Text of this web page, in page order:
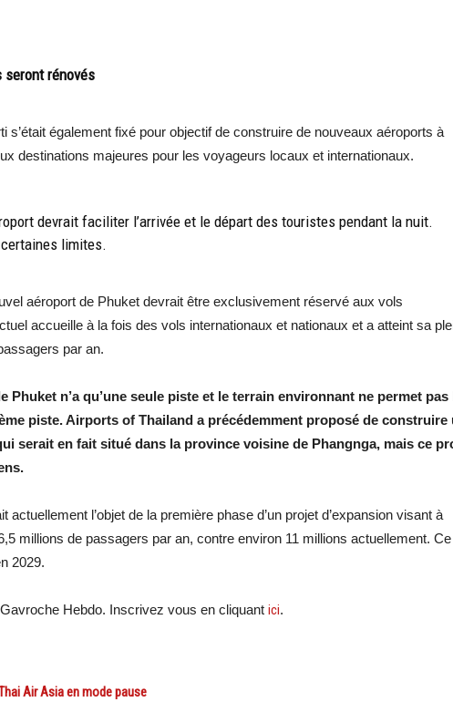
seront rénovés
s’était également fixé pour objectif de construire de nouveaux aéroports à
destinations majeures pour les voyageurs locaux et internationaux.
devrait faciliter l’arrivée et le départ des touristes pendant la nuit.
limites.
aéroport de Phuket devrait être exclusivement réservé aux vols
accueille à la fois des vols internationaux et nationaux et a atteint sa
par an.
Phuket n’a qu’une seule piste et le terrain environnant ne permet pas
piste. Airports of Thailand a précédemment proposé de construire
serait en fait situé dans la province voisine de Phangnga, mais ce
actuellement l’objet de la première phase d’un projet d’expansion visant à
millions de passagers par an, contre environ 11 millions actuellement. Ce
2029.
Hebdo. Inscrivez vous en cliquant ici.
Air Asia en mode pause